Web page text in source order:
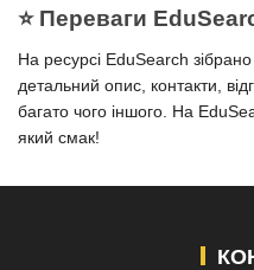
⭐️ Переваги
На ресурсі EduSearch
детальний опис, контакти,
багато чого іншого. На
який смак!